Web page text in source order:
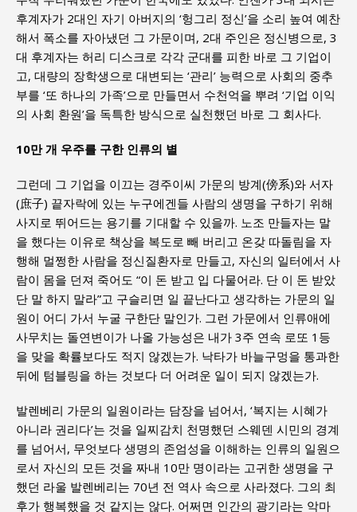
후계자가 2대인 자기 아버지의 ‘헝그리 정신’을 소리 높여 예찬
해서 폭소를 자아냈던 그 가문이며, 2대 주인은 정신병으로, 3
대 후계자는 허리 디스크로 각각 군대를 피한 바로 그 기업이
고, 대량의 장학생으로 대변되는 ‘관리’ 능력으로 사회의 중추
부를 ‘또 하나의 가족’으로 만들면서 수천억을 뿌려 ‘기업 이익
의 사회 환원’을 독특한 방식으로 실천했던 바로 그 회사다.
10만 개 우주를 구한 인류의 별
그런데 그 기업을 이끄는 경주이씨 가문의 방계(傍系)와 서자
(庶子) 끝자락에 있는 누구에겐들 사람의 생명을 구하기 위해
사지로 뛰어드는 용기를 기대할 수 있을까. 노조 만들자는 말
을 했다는 이유로 책상을 복도로 빼 버리고 온갖 따돌림을 자
행해 멀쩡한 사람을 정신질환자로 만들고, 자신의 일터에서 사
람이 몸을 던져 죽어도 “이 돈 받고 입 다물어라. 단 이 돈 받았
단 말 하지 말라”고 구슬리면 일 끝난다고 생각하는 가문의 일
원이 어디 가서 누굴 구한단 말인가. 그런 가문에서 인류애에
사무치는 돌연변이가 나올 가능성은 내가 3주 연속 로또 1등
을 맞을 확률보다도 적지 않겠는가. 낙타가 바늘구멍을 통과한
뒤에 텀블링을 하는 것보다 더 어려운 일이 되지 않겠는가.
발렌베리 가문의 일원이라는 담장을 넘어서, ‘복지는 시혜가
아니라 권리다’는 것을 일찌감치 천명했던 스웨덴 시민의 경계
를 넘어서, 무엇보다 생명의 존엄성을 이해하는 인류의 일원으
로서 자신의 모든 것을 짜내 10만 명이라는 고귀한 생명을 구
했던 라울 발렌베리는 70년 전 역사 속으로 사라졌다. 그의 최
후가 행복했을 것 같지는 않다. 어쩌면 인간의 광기라는 악마